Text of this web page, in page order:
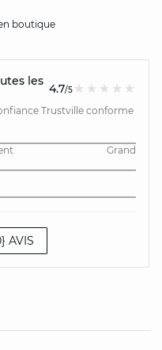
boutique
les
4.7/5
Trustville conforme
Grand
AVIS